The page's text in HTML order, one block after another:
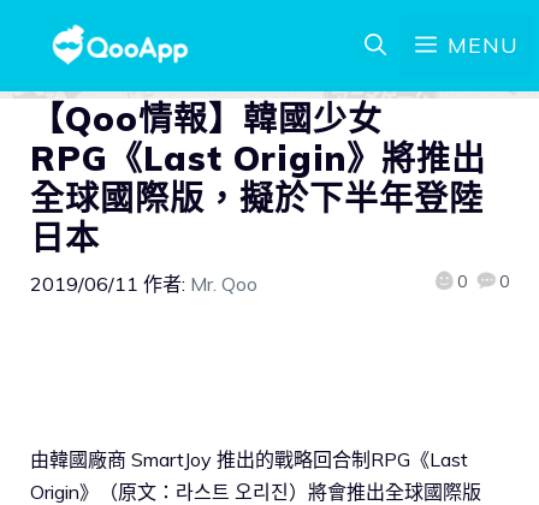
MENU
【Qoo情報】韓國少女
RPG《Last Origin》將推出
全球國際版，擬於下半年登陸
日本
2019/06/11 作者: Mr. Qoo 0 0
由韓國廠商 SmartJoy 推出的戰略回合制RPG《Last
Origin》（原文：라스트 오리진）將會推出全球國際版